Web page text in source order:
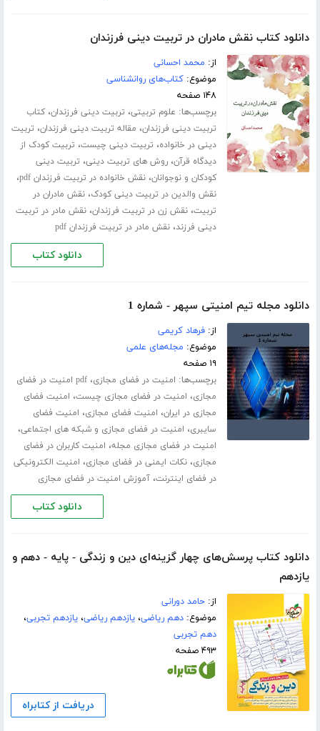
دانلود کتاب نقش مادران در تربیت دینی فرزندان
از: محمد احسانی
موضوع:کتاب‌های روانشناسی
۱۴۸ صفحه
برچسب‌ها: علوم تربیتی، تربیت دینی فرزندان،کتاب
تربیت دینی فرزندان، مقاله تربیت دینی فرزندان، تربیت
دینی در خانواده، تربیت دینی چیست، تربیت کودک از
دیدگاه قرآن،روش های تربیت دینی، تربیت دینی
کودکان و نوجوانان،نقش خانواده در تربیت فرزندان pdf ،
نقش والدین در تربیت دینی کودک،نقش مادران در
تربیت،نقش زن در تربیت فرزندان،نقش مادر در تربیت
دینی فرزند،نقش مادر در تربیت فرزندان pdf
دانلود کتاب
دانلود مجله تیم امنیتی سپهر - شماره 1
از:فرهاد کریمی
موضوع: مجله‌های علمی
۱۹ صفحه
برچسب‌ها: امنیت در فضای مجازی،
pdf امنیت در فضای
مجازی، امنیت در فضای مجازی چیست، امنیت فضای
مجازی در ایران، امنیت فضای مجازی، امنیت فضای
سایبری، امنیت در فضای مجازی و شبکه های اجتماعی،
امنیت در فضای مجازی مجله، امنیت کاربران در فضای
مجازی،نکات ایمنی در فضای مجازی، امنیت الکترونیکی
در فضای اینترنت،آموزش امنیت در فضای مجازی
دانلود کتاب
دانلود کتاب پرسش‌های چهار گزینه‌ای دین و زندگی - پایه - دهم و
یازدهم
از:حامد دورانی
موضوع:دهم ریاضی،یازدهم ریاضی،یازدهم تجربی،
دهم تجربی
۴۹۳ صفحه
دریافت از کتابراه